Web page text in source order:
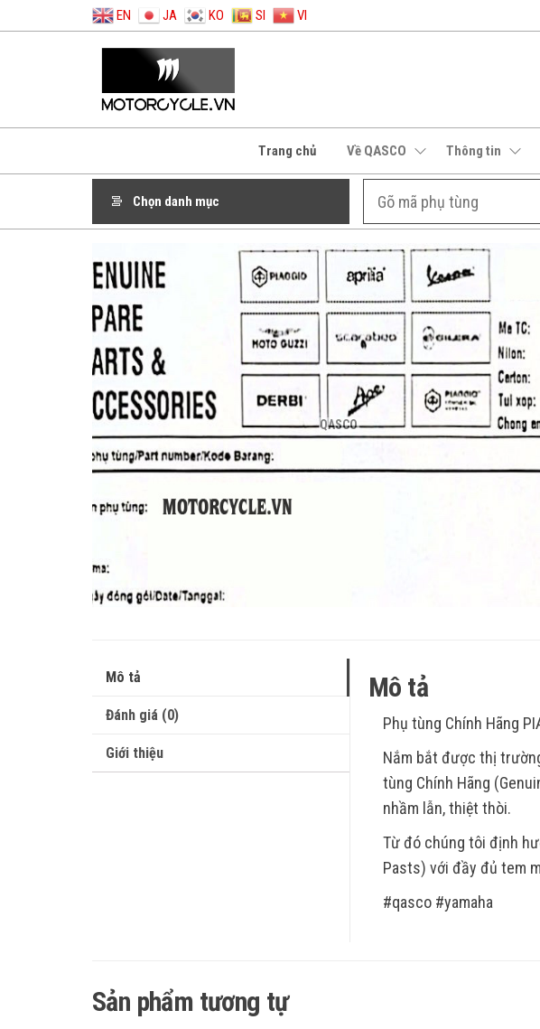
EN JA KO SI VI
Trang chủ Về QASCO Thông tin
Chọn danh mục
QASCO
Mô tả
Đánh giá (0)
Giới thiệu
Mô tả
Phụ tùng Chính Hãng
Nắm bắt được thị
tùng Chính Hãng
nhầm lẫn, thiệt thòi.
Từ đó chúng tôi định
Pasts) với đầy đủ tem
#qasco #yamaha
Sản phẩm tương tự